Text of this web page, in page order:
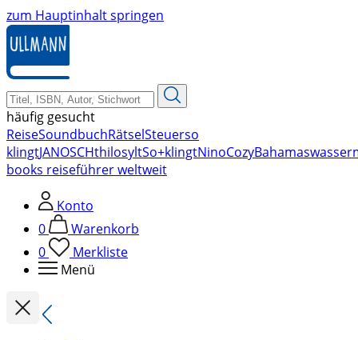
zum Hauptinhalt springen
häufig gesucht
ReiseSoundbuchRätselSteuerso
klingtJANOSCHthilosyltSo+klingtNinoCozyBahamas
books reiseführer weltweit
Konto
0
Warenkorb
0
Merkliste
Menü